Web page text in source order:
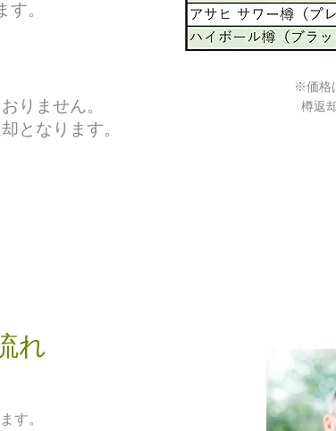
。
りません。
となります。
​※価格
樽返
れ
す。